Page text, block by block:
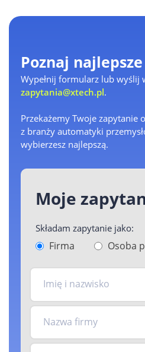
Poznaj
Wypełnij formularz lub wyślij
zapytania@xtech.pl.
Przekażemy Twoje
z branży automatyki
wybierzesz najlepszą.
Moje
Składam zapytanie jako:
Firma Osoba
Imię i nazwisko
Nazwa firmy